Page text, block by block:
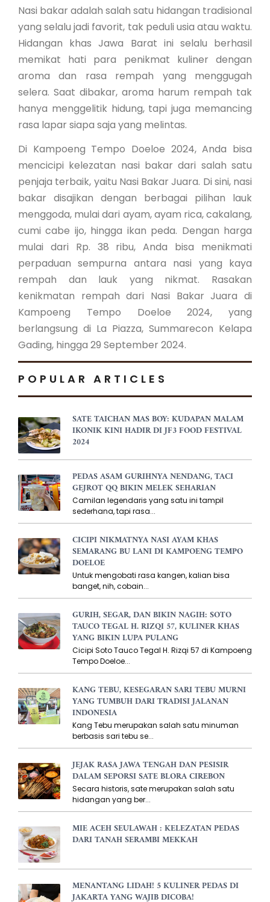
Nasi bakar adalah salah satu hidangan tradisional
yang selalu jadi favorit, tak peduli usia atau waktu.
Hidangan khas Jawa Barat ini selalu berhasil
memikat hati para penikmat kuliner dengan
aroma dan rasa rempah yang menggugah
selera. Saat dibakar, aroma harum rempah tak
hanya menggelitik hidung, tapi juga memancing
rasa lapar siapa saja yang melintas.
Di Kampoeng Tempo Doeloe 2024, Anda bisa
mencicipi kelezatan nasi bakar dari salah satu
penjaja terbaik, yaitu Nasi Bakar Juara. Di sini, nasi
bakar disajikan dengan berbagai pilihan lauk
menggoda, mulai dari ayam, ayam rica, cakalang,
cumi cabe ijo, hingga ikan peda. Dengan harga
mulai dari Rp. 38 ribu, Anda bisa menikmati
perpaduan sempurna antara nasi yang kaya
rempah dan lauk yang nikmat. Rasakan
kenikmatan rempah dari Nasi Bakar Juara di
Kampoeng Tempo Doeloe 2024, yang
berlangsung di La Piazza, Summarecon Kelapa
Gading, hingga 29 September 2024.
POPULAR ARTICLES
SATE TAICHAN MAS BOY: KUDAPAN MALAM
IKONIK KINI HADIR DI JF3 FOOD FESTIVAL
2024
PEDAS ASAM GURIHNYA NENDANG, TACI
GEJROT QQ BIKIN MELEK SEHARIAN
Camilan legendaris yang satu ini tampil
sederhana, tapi rasa...
CICIPI NIKMATNYA NASI AYAM KHAS
SEMARANG BU LANI DI KAMPOENG TEMPO
DOELOE
Untuk mengobati rasa kangen, kalian bisa
banget, nih, cobain...
GURIH, SEGAR, DAN BIKIN NAGIH: SOTO
TAUCO TEGAL H. RIZQI 57, KULINER KHAS
YANG BIKIN LUPA PULANG
Cicipi Soto Tauco Tegal H. Rizqi 57 di Kampoeng
Tempo Doeloe...
KANG TEBU, KESEGARAN SARI TEBU MURNI
YANG TUMBUH DARI TRADISI JALANAN
INDONESIA
Kang Tebu merupakan salah satu minuman
berbasis sari tebu se...
JEJAK RASA JAWA TENGAH DAN PESISIR
DALAM SEPORSI SATE BLORA CIREBON
Secara historis, sate merupakan salah satu
hidangan yang ber...
MIE ACEH SEULAWAH : KELEZATAN PEDAS
DARI TANAH SERAMBI MEKKAH
MENANTANG LIDAH! 5 KULINER PEDAS DI
JAKARTA YANG WAJIB DICOBA!